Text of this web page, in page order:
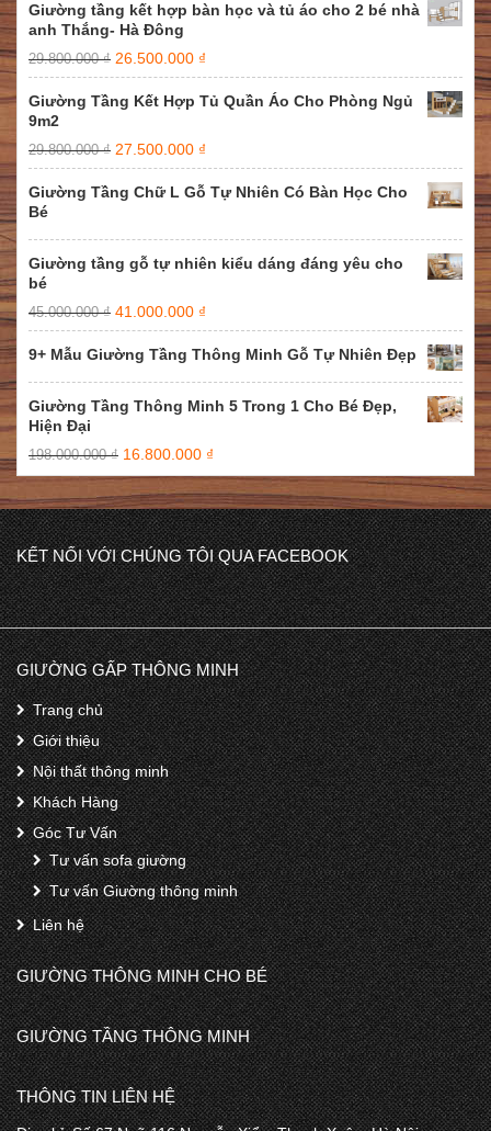
Giường tầng kết hợp bàn học và tủ áo cho 2 bé nhà
anh Thắng- Hà Đông
29.800.000₫ 26.500.000 ₫
Giường Tầng Kết Hợp Tủ Quần Áo Cho Phòng Ngủ
9m2
29.800.000₫ 27.500.000 ₫
Giường Tầng Chữ L Gỗ Tự Nhiên Có Bàn Học Cho
Bé
Giường tầng gỗ tự nhiên kiểu dáng đáng yêu cho
bé
45.000.000₫ 41.000.000 ₫
9+ Mẫu Giường Tầng Thông Minh Gỗ Tự Nhiên Đẹp
Giường Tầng Thông Minh 5 Trong 1 Cho Bé Đẹp,
Hiện Đại
198.000.000₫ 16.800.000 ₫
KẾT NỐI VỚI CHÚNG TÔI QUA FACEBOOK
GIƯỜNG GẤP THÔNG MINH
Trang chủ
Giới thiệu
Nội thất thông minh
Khách Hàng
Góc Tư Vấn
Tư vấn sofa giường
Tư vấn Giường thông minh
Liên hệ
GIƯỜNG THÔNG MINH CHO BÉ
GIƯỜNG TẦNG THÔNG MINH
THÔNG TIN LIÊN HỆ